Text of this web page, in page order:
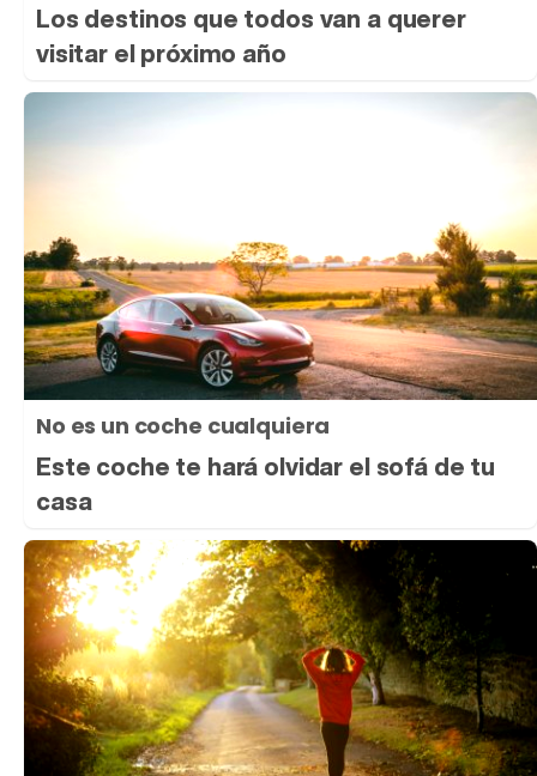
Los destinos que todos van a querer
visitar el próximo año
No es un coche cualquiera
Este coche te hará olvidar el sofá de tu
casa